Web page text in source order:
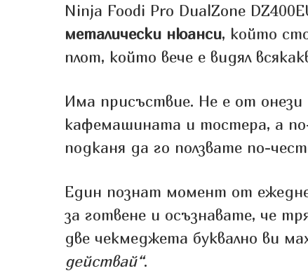
Ninja Foodi Pro DualZone
металически нюанси, който
плот, който вече е видял
Има присъствие. Не е от
кафемашината и тостера, а
подканя да го ползвате по-
Един познат момент от
за готвене и осъзнавате, че
две чекмеджета буквално ви
действай“.